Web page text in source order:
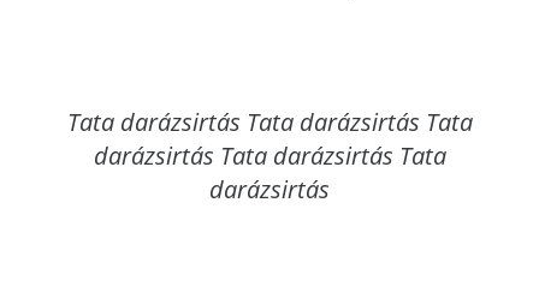
Tatadarázsirtás Tata darázsirtás Tata
darázsirtás Tata darázsirtás Tata
darázsirtás